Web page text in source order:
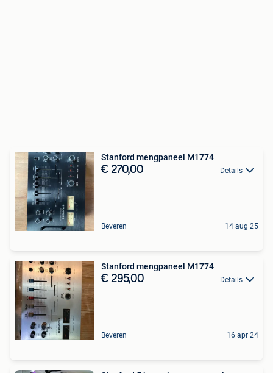
Stanford mengpaneel M1774
€ 270,00 Details
Beveren 14 aug 25
Stanford mengpaneel M1774
€ 295,00 Details
Beveren 16 apr 24